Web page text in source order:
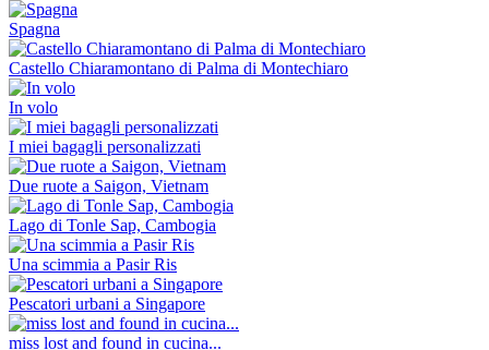
Spagna
Castello Chiaramontano di Palma di Montechiaro
In volo
I miei bagagli personalizzati
Due ruote a Saigon, Vietnam
Lago di Tonle Sap, Cambogia
Una scimmia a Pasir Ris
Pescatori urbani a Singapore
miss lost and found in cucina...